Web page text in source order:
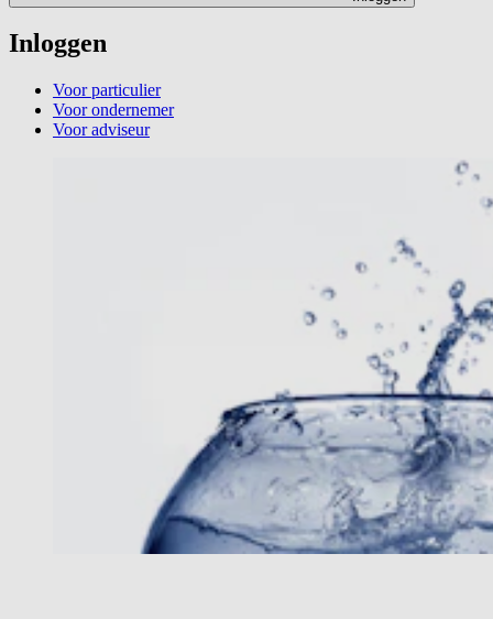
Inloggen
Voor particulier
Voor ondernemer
Voor adviseur